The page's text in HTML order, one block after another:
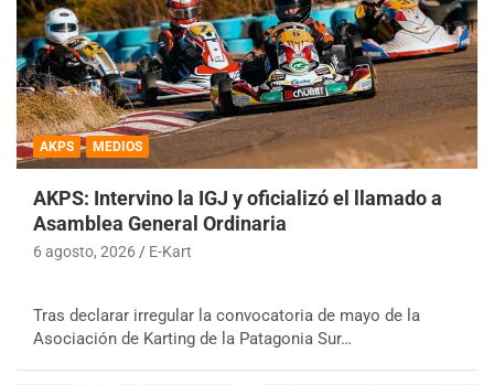
AKPS MEDIOS
AKPS: Intervino la IGJ y oficializó el llamado a
Asamblea General Ordinaria
6 agosto, 2026 E-Kart
Tras declarar irregular la convocatoria de mayo de la
Asociación de Karting de la Patagonia Sur…